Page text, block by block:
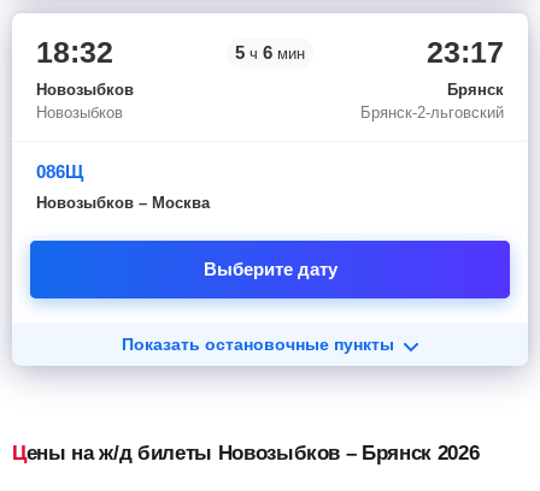
18:32
Новозыбков
Новозыбков
5 ч 6 мин 23:17
Брянск
Брянск-2-льговский
086Щ
Новозыбков – Москва
Выберите дату
Показать остановочные пункты
Цены на ж/д билеты Новозыбков – Брянск 2026